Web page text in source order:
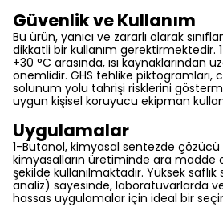
Güvenlik ve Kullanım
Bu ürün, yanıcı ve zararlı olarak
dikkatli bir kullanım gerektirmektedir.
+30 °C arasında, ısı kaynaklarından
önemlidir. GHS tehlike piktogramları,
solunum yolu tahrişi risklerini
uygun kişisel koruyucu ekipman
Uygulamalar
1-Butanol, kimyasal sentezde
kimyasalların üretiminde ara madde
şekilde kullanılmaktadır. Yüksek
analiz) sayesinde, laboratuvarlarda
hassas uygulamalar için ideal bir